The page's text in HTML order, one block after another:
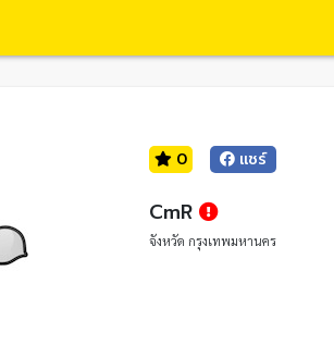
0 แชร์
CmR
จังหวัด กรุงเทพมหานคร